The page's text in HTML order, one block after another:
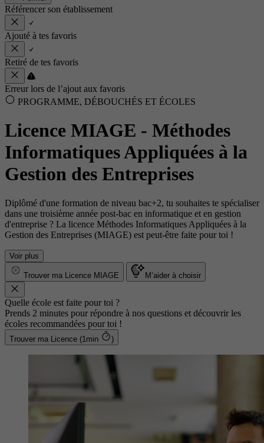
Référencer son établissement
Ajouté à tes favoris
Retiré de tes favoris
Erreur lors de l’ajout aux favoris
PROGRAMME, DÉBOUCHÉS ET ÉCOLES
Licence MIAGE - Méthodes
Informatiques Appliquées à la
Gestion des Entreprises
Diplômé d'une formation de niveau bac+2, tu souhaites te spécialiser
dans une troisième année post-bac en informatique et en gestion
d'entreprise ? La licence Méthodes Informatiques Appliquées à la
Gestion des Entreprises (MIAGE) est peut-être faite pour toi !
Voir plus
Trouver ma Licence MIAGE M’aider à choisir
Quelle école est faite pour toi ?
Prends 2 minutes pour répondre à nos questions et découvrir les
écoles recommandées pour toi !
Trouver ma Licence (1min )